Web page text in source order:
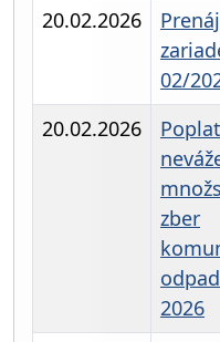
20.02.2026
02/
20.02.2026
zber
2026